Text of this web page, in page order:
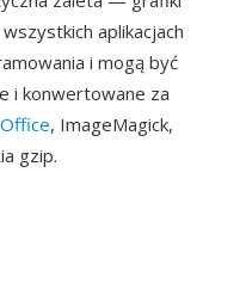
aplikacjach
i mogą być
i konwertowane za
, ImageMagick,
gzip.